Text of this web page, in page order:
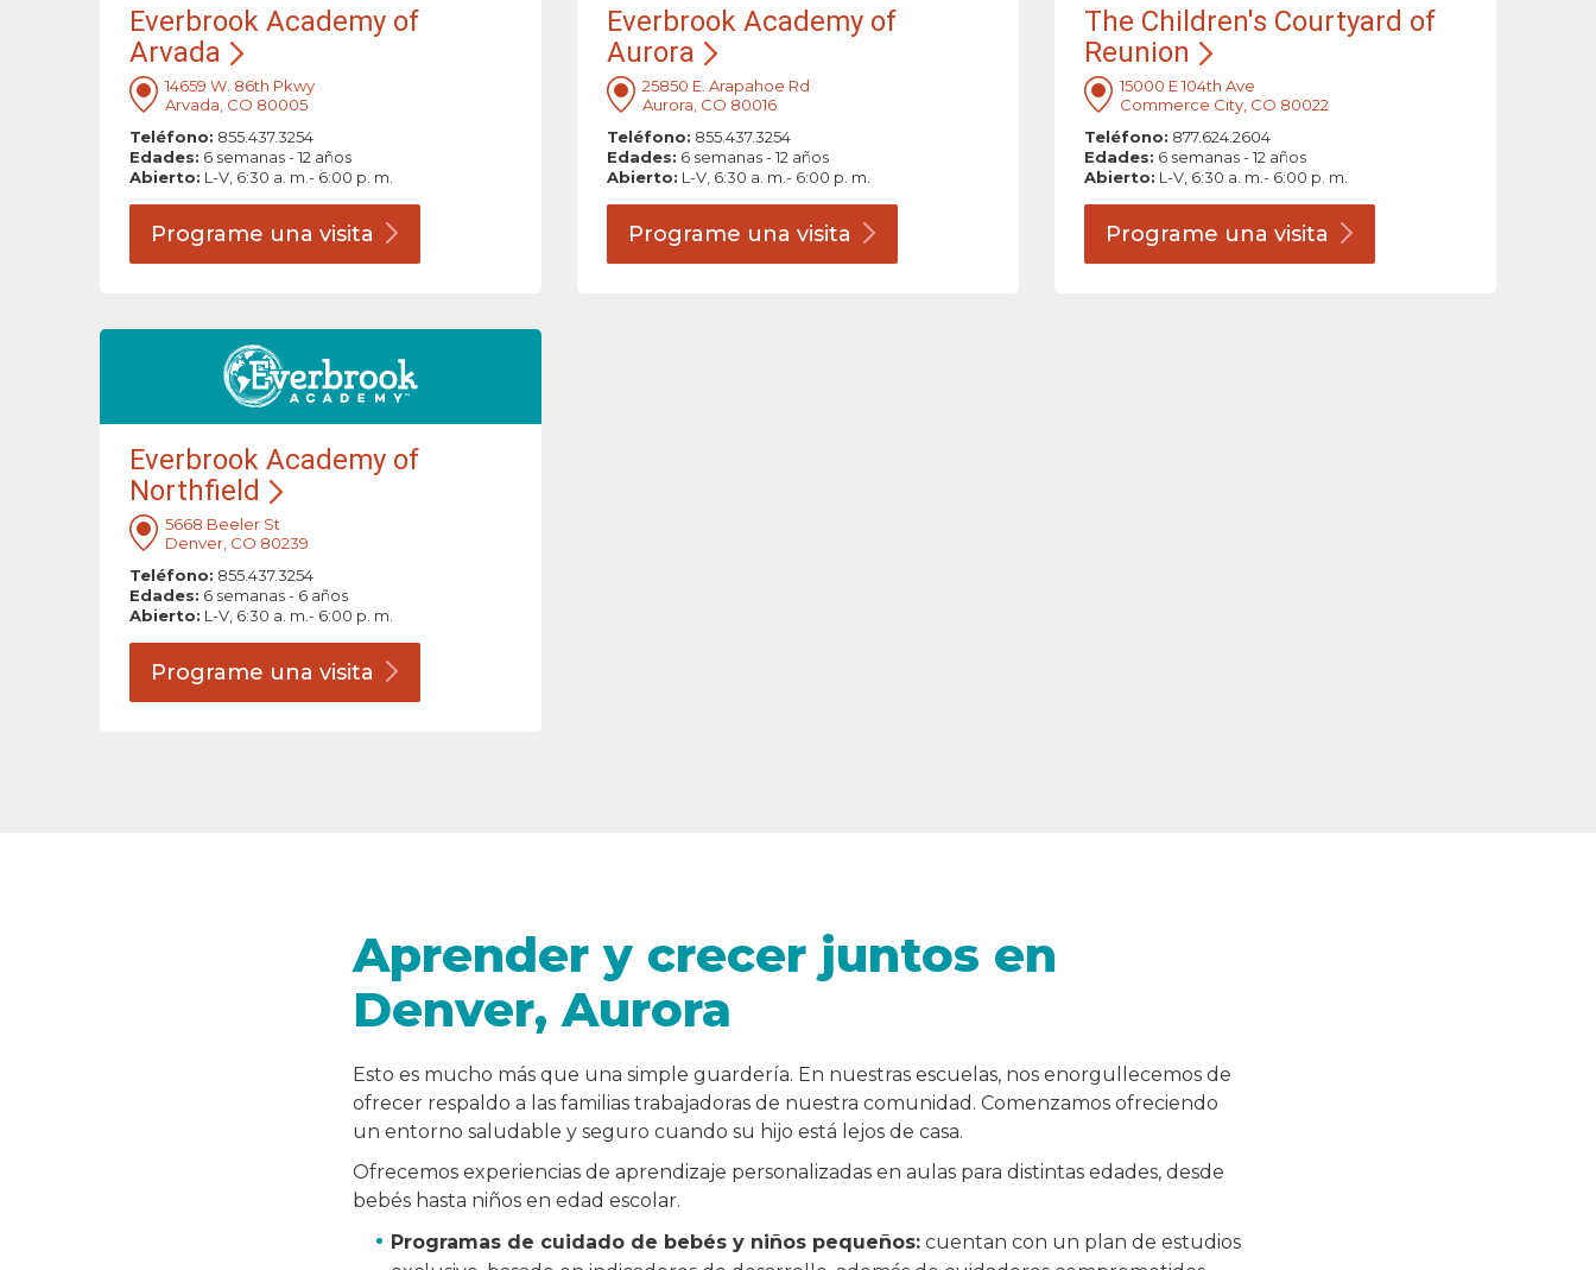
Everbrook Academy of
Arvada
14659 W. 86th Pkwy
Arvada, CO 80005
Teléfono: 855.437.3254
Edades: 6 semanas - 12 años
Abierto: L-V, 6:30 a. m.- 6:00 p. m.
Programe una visita
Everbrook Academy of
Aurora
25850 E. Arapahoe Rd
Aurora, CO 80016
Teléfono: 855.437.3254
Edades: 6 semanas - 12 años
Abierto: L-V, 6:30 a. m.- 6:00 p. m.
Programe una visita
The Children's Courtyard of
Reunion
15000 E 104th Ave
Commerce City, CO 80022
Teléfono: 877.624.2604
Edades: 6 semanas - 12 años
Abierto: L-V, 6:30 a. m.- 6:00 p. m.
Programe una visita
Everbrook Academy of
Northfield
5668 Beeler St
Denver, CO 80239
Teléfono: 855.437.3254
Edades: 6 semanas - 6 años
Abierto: L-V, 6:30 a. m.- 6:00 p. m.
Programe una visita
Aprender y crecer juntos en
Denver, Aurora
Esto es mucho más que una simple guardería. En nuestras escuelas, nos enorgullecemos de
ofrecer respaldo a las familias trabajadoras de nuestra comunidad. Comenzamos ofreciendo
un entorno saludable y seguro cuando su hijo está lejos de casa.
Ofrecemos experiencias de aprendizaje personalizadas en aulas para distintas edades, desde
bebés hasta niños en edad escolar.
Programas de cuidado de bebés y niños pequeños: cuentan con un plan de estudios